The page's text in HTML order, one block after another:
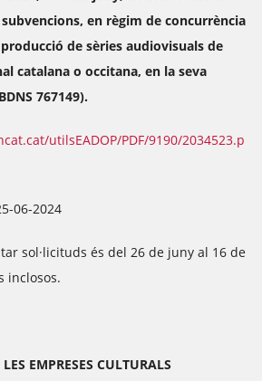
en règim de concurrència
de sèries audiovisuals de
catalana o occitana, en la seva
767149).
utilsEADOP/PDF/9190/2034523.p
06-2024
sol·licituds és del 26 de juny al 16 de
inclosos.
EMPRESES CULTURALS